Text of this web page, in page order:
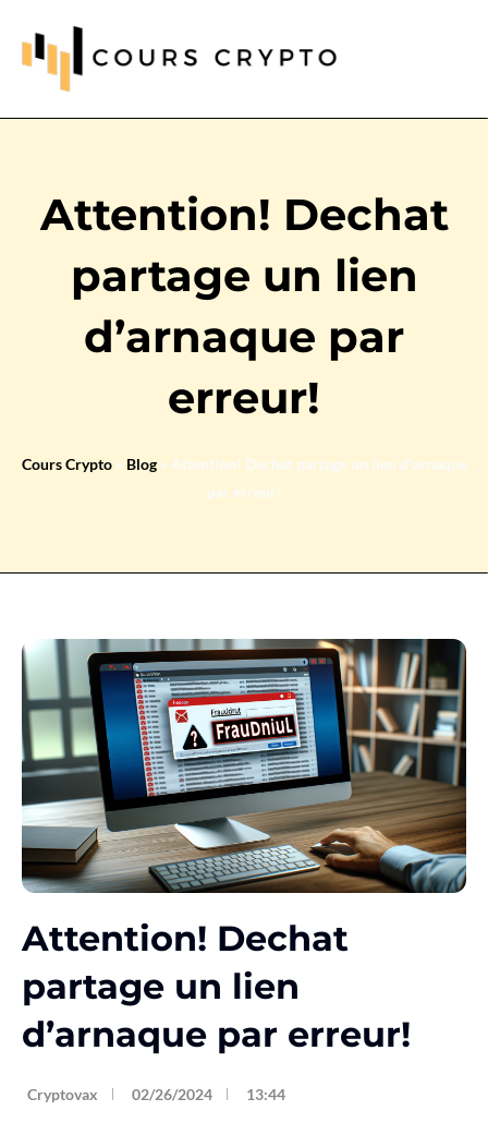
Attention! Dechat
partage un lien
d’arnaque par
erreur!
Cours Crypto» Blog» Attention! Dechat partage un lien d’arnaque
par erreur!
Attention! Dechat
partage un lien
d’arnaque par erreur!
Cryptovax 02/26/2024 13:44